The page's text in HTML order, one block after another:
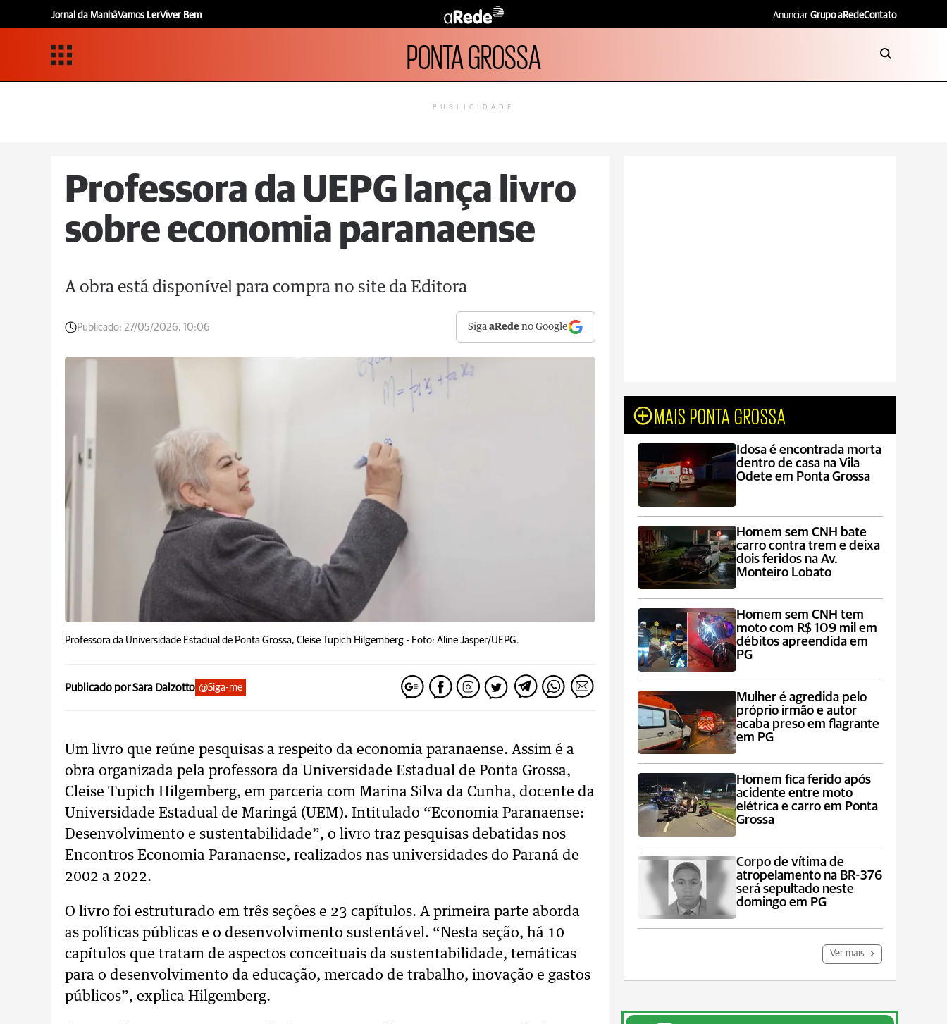
Jornal da ManhãVamos LerViver Bem Anunciar Grupo aRedeContato
PONTA GROSSA
PUBLICIDADE
Professora da UEPG lança livro
sobre economia paranaense
A obra está disponível para compra no site da Editora
Publicado: 27/05/2026, 10:06 SigaaRede no Google
Professora da Universidade Estadual de Ponta Grossa, Cleise Tupich Hilgemberg - Foto: Aline Jasper/UEPG.
Publicado por Sara Dalzotto @Siga-me
Um livro que reúne pesquisas a respeito da economia paranaense. Assim é a
obra organizada pela professora da Universidade Estadual de Ponta Grossa,
Cleise Tupich Hilgemberg, em parceria com Marina Silva da Cunha, docente da
Universidade Estadual de Maringá (UEM). Intitulado “Economia Paranaense:
Desenvolvimento e sustentabilidade”, o livro traz pesquisas debatidas nos
Encontros Economia Paranaense, realizados nas universidades do Paraná de
2002 a 2022.
O livro foi estruturado em três seções e 23 capítulos. A primeira parte aborda
as políticas públicas e o desenvolvimento sustentável. “Nesta seção, há 10
capítulos que tratam de aspectos conceituais da sustentabilidade, temáticas
para o desenvolvimento da educação, mercado de trabalho, inovação e gastos
públicos”, explica Hilgemberg.
MAIS PONTA GROSSA
Idosa é encontrada morta
dentro de casa na Vila
Odete em Ponta Grossa
Homem sem CNH bate
carro contra trem e deixa
dois feridos na Av.
Monteiro Lobato
Homem sem CNH tem
moto com R$ 109 mil em
débitos apreendida em
PG
Mulher é agredida pelo
próprio irmão e autor
acaba preso em flagrante
em PG
Homem fica ferido após
acidente entre moto
elétrica e carro em Ponta
Grossa
Corpo de vítima de
atropelamento na BR-376
será sepultado neste
domingo em PG
Ver mais